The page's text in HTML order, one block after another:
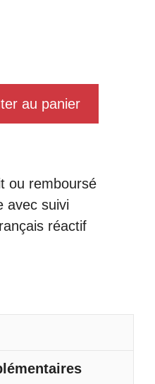
au panier
ou remboursé
avec suivi
réactif